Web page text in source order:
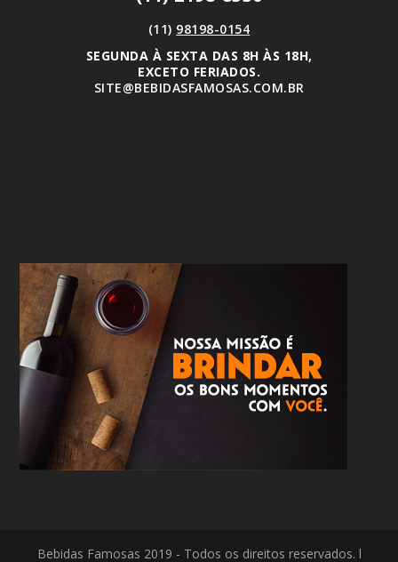
(11) 98198-0154
SEGUNDA À SEXTA DAS 8H ÀS 18H,
EXCETO FERIADOS.
SITE@BEBIDASFAMOSAS.COM.BR
Bebidas Famosas 2019 - Todos os direitos reservados. l